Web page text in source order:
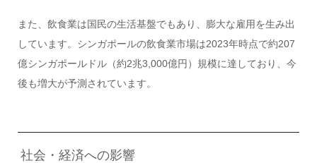
また、飲食業は国民の生活基盤でもあり、膨大な雇用を生み出
しています。シンガポールの飲食業市場は2023年時点で約207
億シンガポールドル（約2兆3,000億円）規模に達しており、今
後も増大が予測されています。
社会・経済への影響